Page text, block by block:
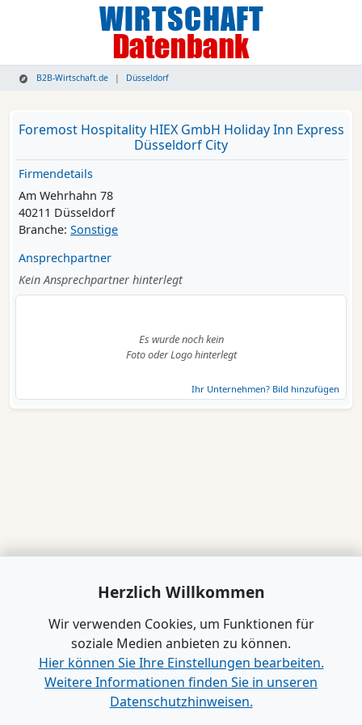
B2B-Wirtschaft.de Düsseldorf
Foremost Hospitality HIEX GmbH Holiday Inn Express
Düsseldorf City
Firmendetails
Am Wehrhahn 78
40211 Düsseldorf
Branche: Sonstige
Ansprechpartner
Kein Ansprechpartner hinterlegt
Es wurde noch kein
Foto oder Logo hinterlegt
Ihr Unternehmen? Bild hinzufügen
Herzlich Willkommen
Wir verwenden Cookies, um Funktionen für
soziale Medien anbieten zu können.
Hier können Sie Ihre Einstellungen bearbeiten.
Weitere Informationen finden Sie in unseren
Datenschutzhinweisen.